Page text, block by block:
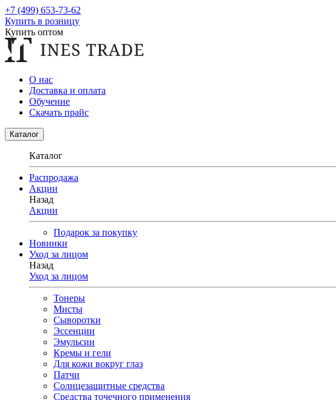
+7 (499) 653-73-62
Купить в розницу
Купить оптом
О нас
Доставка и оплата
Обучение
Скачать прайс
Каталог
Каталог
Распродажа
Акции
Назад
Акции
Подарок за покупку
Новинки
Уход за лицом
Назад
Уход за лицом
Тонеры
Мисты
Сыворотки
Эссенции
Эмульсии
Кремы и гели
Для кожи вокруг глаз
Патчи
Солнцезащитные средства
Средства точечного применения